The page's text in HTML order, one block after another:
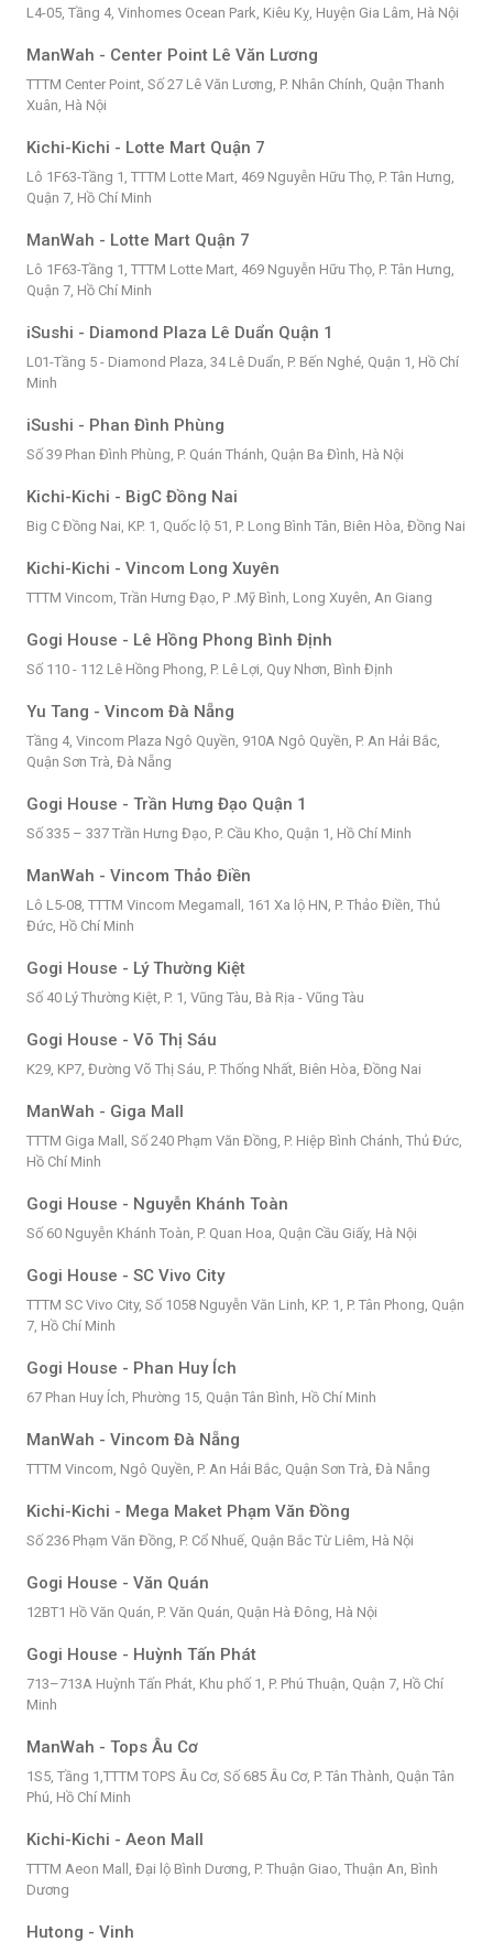
L4-05, Tầng 4, Vinhomes Ocean Park, Kiêu Kỵ, Huyện Gia Lâm, Hà Nội
ManWah - Center Point Lê Văn Lương
TTTM Center Point, Số 27 Lê Văn Lương, P. Nhân Chính, Quận Thanh
Xuân, Hà Nội
Kichi-Kichi - Lotte Mart Quận 7
Lô 1F63-Tầng 1, TTTM Lotte Mart, 469 Nguyễn Hữu Thọ, P. Tân Hưng,
Quận 7, Hồ Chí Minh
ManWah - Lotte Mart Quận 7
Lô 1F63-Tầng 1, TTTM Lotte Mart, 469 Nguyễn Hữu Thọ, P. Tân Hưng,
Quận 7, Hồ Chí Minh
iSushi - Diamond Plaza Lê Duẩn Quận 1
L01-Tầng 5 - Diamond Plaza, 34 Lê Duẩn, P. Bến Nghé, Quận 1, Hồ Chí
Minh
iSushi - Phan Đình Phùng
Số 39 Phan Đình Phùng, P. Quán Thánh, Quận Ba Đình, Hà Nội
Kichi-Kichi - BigC Đồng Nai
Big C Đồng Nai, KP. 1, Quốc lộ 51, P. Long Bình Tân, Biên Hòa, Đồng Nai
Kichi-Kichi - Vincom Long Xuyên
TTTM Vincom, Trần Hưng Đạo, P .Mỹ Bình, Long Xuyên, An Giang
Gogi House - Lê Hồng Phong Bình Định
Số 110 - 112 Lê Hồng Phong, P. Lê Lợi, Quy Nhơn, Bình Định
Yu Tang - Vincom Đà Nẵng
Tầng 4, Vincom Plaza Ngô Quyền, 910A Ngô Quyền, P. An Hải Bắc,
Quận Sơn Trà, Đà Nẵng
Gogi House - Trần Hưng Đạo Quận 1
Số 335 – 337 Trần Hưng Đạo, P. Cầu Kho, Quận 1, Hồ Chí Minh
ManWah - Vincom Thảo Điền
Lô L5-08, TTTM Vincom Megamall, 161 Xa lộ HN, P. Thảo Điền, Thủ
Đức, Hồ Chí Minh
Gogi House - Lý Thường Kiệt
Số 40 Lý Thường Kiệt, P. 1, Vũng Tàu, Bà Rịa - Vũng Tàu
Gogi House - Võ Thị Sáu
K29, KP7, Đường Võ Thị Sáu, P. Thống Nhất, Biên Hòa, Đồng Nai
ManWah - Giga Mall
TTTM Giga Mall, Số 240 Phạm Văn Đồng, P. Hiệp Bình Chánh, Thủ Đức,
Hồ Chí Minh
Gogi House - Nguyễn Khánh Toàn
Số 60 Nguyễn Khánh Toàn, P. Quan Hoa, Quận Cầu Giấy, Hà Nội
Gogi House - SC Vivo City
TTTM SC Vivo City, Số 1058 Nguyễn Văn Linh, KP. 1, P. Tân Phong, Quận
7, Hồ Chí Minh
Gogi House - Phan Huy Ích
67 Phan Huy Ích, Phường 15, Quận Tân Bình, Hồ Chí Minh
ManWah - Vincom Đà Nẵng
TTTM Vincom, Ngô Quyền, P. An Hải Bắc, Quận Sơn Trà, Đà Nẵng
Kichi-Kichi - Mega Maket Phạm Văn Đồng
Số 236 Phạm Văn Đồng, P. Cổ Nhuế, Quận Bắc Từ Liêm, Hà Nội
Gogi House - Văn Quán
12BT1 Hồ Văn Quán, P. Văn Quán, Quận Hà Đông, Hà Nội
Gogi House - Huỳnh Tấn Phát
713–713A Huỳnh Tấn Phát, Khu phố 1, P. Phú Thuận, Quận 7, Hồ Chí
Minh
ManWah - Tops Âu Cơ
1S5, Tầng 1,TTTM TOPS Âu Cơ, Số 685 Âu Cơ, P. Tân Thành, Quận Tân
Phú, Hồ Chí Minh
Kichi-Kichi - Aeon Mall
TTTM Aeon Mall, Đại lộ Bình Dương, P. Thuận Giao, Thuận An, Bình
Dương
Hutong - Vinh